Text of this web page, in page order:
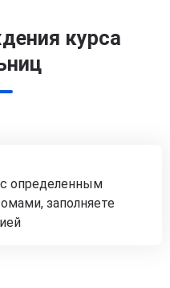
курса
определенным
заполняете